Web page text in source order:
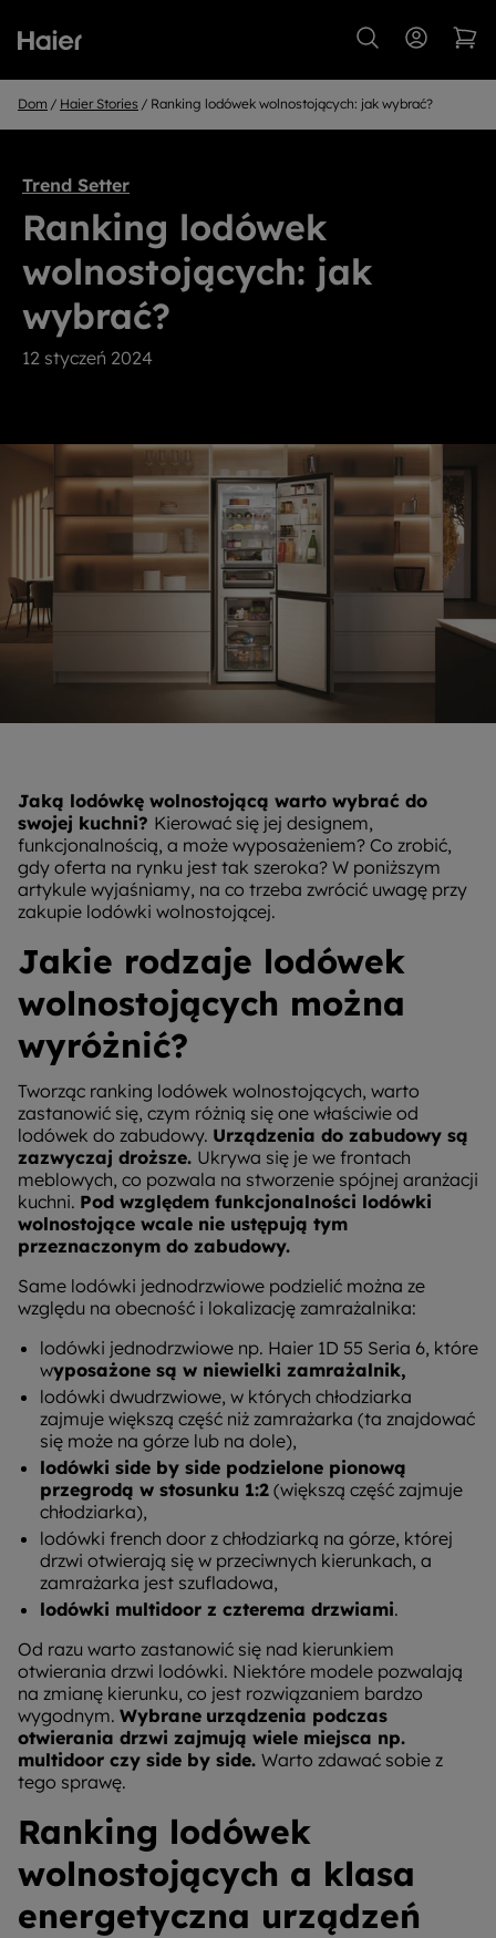
Dom Haier Stories Ranking lodówek wolnostojących: jak wybrać?
Trend Setter
Ranking lodówek
wolnostojących: jak
wybrać?
12 styczeń 2024
Jaką lodówkę wolnostojącą warto wybrać do
swojej kuchni? Kierować się jej designem,
funkcjonalnością, a może wyposażeniem? Co zrobić,
gdy oferta na rynku jest tak szeroka? W poniższym
artykule wyjaśniamy, na co trzeba zwrócić uwagę przy
zakupie lodówki wolnostojącej.
Jakie rodzaje lodówek
wolnostojących można
wyróżnić?
Tworząc ranking lodówek wolnostojących, warto
zastanowić się, czym różnią się one właściwie od
lodówek do zabudowy. Urządzenia do zabudowy są
zazwyczaj droższe. Ukrywa się je we frontach
meblowych, co pozwala na stworzenie spójnej aranżacji
kuchni. Pod względem funkcjonalności lodówki
wolnostojące wcale nie ustępują tym
przeznaczonym do zabudowy.
Same lodówki jednodrzwiowe podzielić można ze
względu na obecność i lokalizację zamrażalnika:
lodówki jednodrzwiowe np. Haier 1D 55 Seria 6, które
wyposażone są w niewielki zamrażalnik,
lodówki dwudrzwiowe, w których chłodziarka
zajmuje większą część niż zamrażarka (ta znajdować
się może na górze lub na dole),
lodówki side by side podzielone pionową
przegrodą w stosunku 1:2 (większą część zajmuje
chłodziarka),
lodówki french door z chłodziarką na górze, której
drzwi otwierają się w przeciwnych kierunkach, a
zamrażarka jest szufladowa,
lodówki multidoor z czterema drzwiami.
Od razu warto zastanowić się nad kierunkiem
otwierania drzwi lodówki. Niektóre modele pozwalają
na zmianę kierunku, co jest rozwiązaniem bardzo
wygodnym. Wybrane urządzenia podczas
otwierania drzwi zajmują wiele miejsca np.
multidoor czy side by side. Warto zdawać sobie z
tego sprawę.
Ranking lodówek
wolnostojących a klasa
energetyczna urządzeń